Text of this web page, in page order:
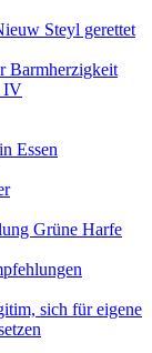
Steyl gerettet
Barmherzigkeit
IV
Essen
Grüne Harfe
sich für eigene